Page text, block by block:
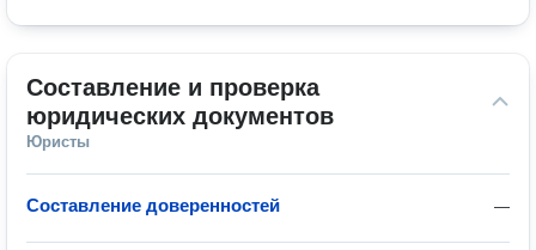
Составление и проверка
юридических документов
Юристы
—
Составление доверенностей